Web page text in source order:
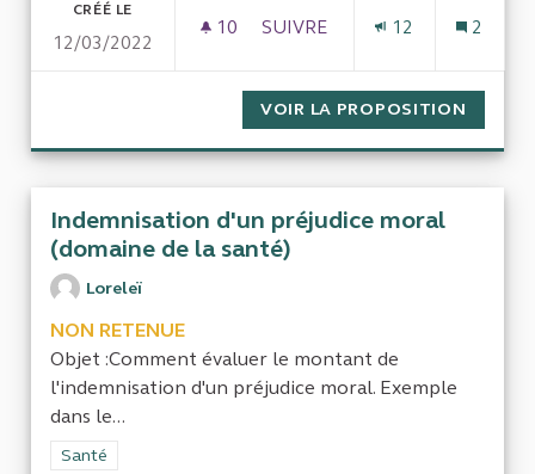
CRÉÉ LE
12/03/2022
10 10 ABONNÉS
SUIVRE
12 2
VOIR LA PROPOSITION
Indemnisation d'un préjudice moral
(domaine de la santé)
Loreleï
NON RETENUE
Objet :Comment évaluer le montant de
l'indemnisation d'un préjudice moral. Exemple
dans le...
Filtrer les résultats de la catégorie : Santé
Santé